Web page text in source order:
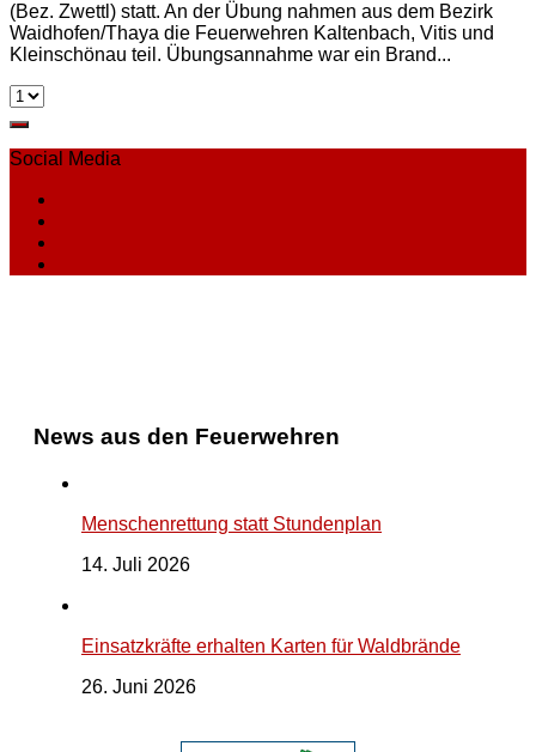
(Bez. Zwettl) statt. An der Übung nahmen aus dem Bezirk
Waidhofen/Thaya die Feuerwehren Kaltenbach, Vitis und
Kleinschönau teil. Übungsannahme war ein Brand...
Social Media
News aus den Feuerwehren
Menschenrettung statt Stundenplan
14. Juli 2026
Einsatzkräfte erhalten Karten für Waldbrände
26. Juni 2026